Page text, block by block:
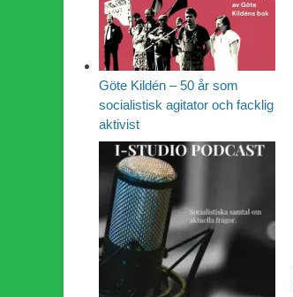
Göte Kildén – 50 år som
socialistisk agitator och facklig
aktivist